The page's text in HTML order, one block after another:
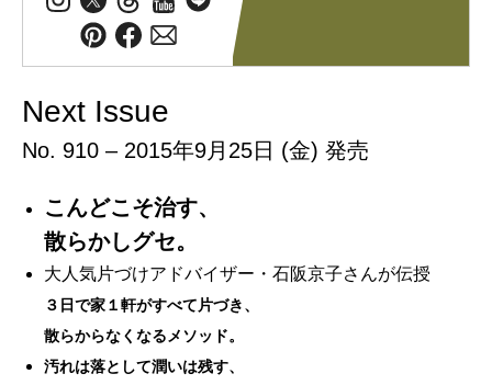
Next Issue
No. 910 – 2015年9月25日 (金) 発売
こんどこそ治す、
散らかしグセ。
大人気片づけアドバイザー・石阪京子さんが伝授
３日で家１軒がすべて片づき、
散らからなくなるメソッド。
汚れは落として潤いは残す、